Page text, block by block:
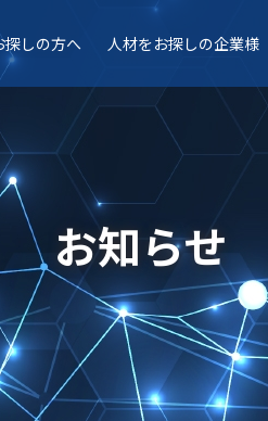
探しの方へ 人材をお探しの企業様
お知らせ